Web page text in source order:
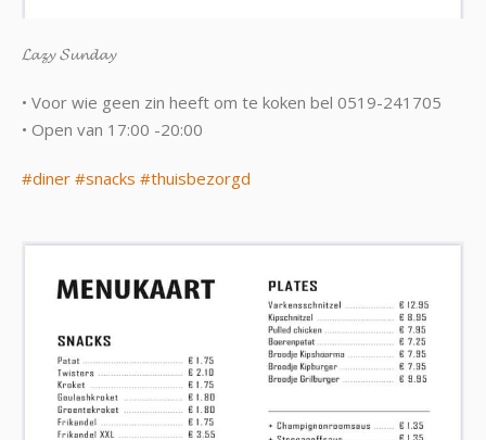
𝓛𝓪𝔃𝔂 𝓢𝓾𝓷𝓭𝓪𝔂
• Voor wie geen zin heeft om te koken bel 0519-241705
• Open van 17:00 -20:00
#diner #snacks #thuisbezorgd